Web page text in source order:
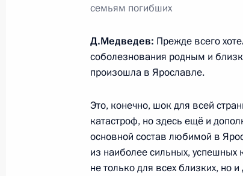
7 сентября 2011 года, 17:50
Белых
7 сентября 2011 года, 17:30
семьям погибших
Д.Медведев: Прежде всего
соболезнования родным и
произошла в Ярославле.
Это, конечно, шок для всей
катастроф, но здесь ещё и
основной состав любимой в
из наиболее сильных, успешных
не только для всех близких, но